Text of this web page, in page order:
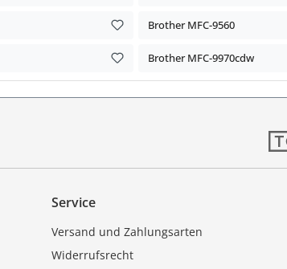
Brother MFC-9560
Brother MFC-9970cdw
Service
Versand und Zahlungsarten
Widerrufsrecht